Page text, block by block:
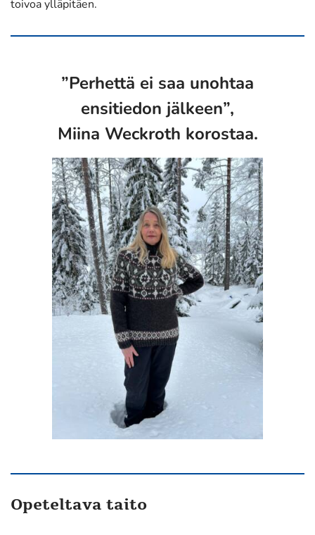
toivoa ylläpitäen.
”Perhettä ei saa unohtaa
ensitiedon jälkeen”,
Miina Weckroth korostaa.
Opeteltava taito